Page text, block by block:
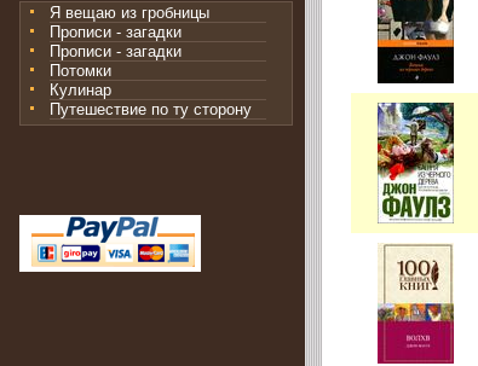
Я вещаю из гробницы
Прописи - загадки
Прописи - загадки
Потомки
Кулинар
Путешествие по ту сторону